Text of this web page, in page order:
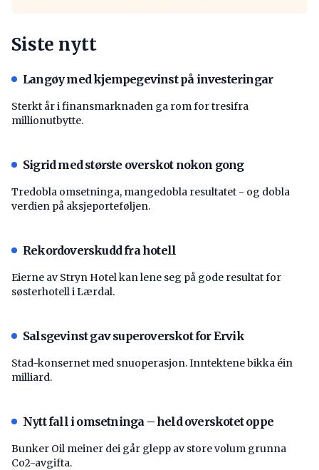
Siste nytt
Langøy med kjempegevinst på investeringar
Sterkt år i finansmarknaden ga rom for tresifra
millionutbytte.
Sigrid med største overskot nokon gong
Tredobla omsetninga, mangedobla resultatet - og dobla
verdien på aksjeporteføljen.
Rekordoverskudd fra hotell
Eierne av Stryn Hotel kan lene seg på gode resultat for
søsterhotell i Lærdal.
Salsgevinst gav superoverskot for Ervik
Stad-konsernet med snuoperasjon. Inntektene bikka éin
milliard.
Nytt fall i omsetninga – held overskotet oppe
Bunker Oil meiner dei går glepp av store volum grunna
Co2-avgifta.